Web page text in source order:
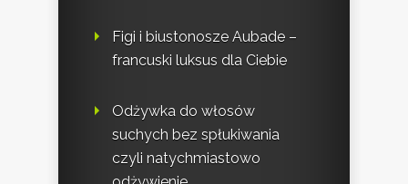
Figi i biustonosze Aubade –
francuski luksus dla Ciebie
Odżywka do włosów
suchych bez spłukiwania
czyli natychmiastowo